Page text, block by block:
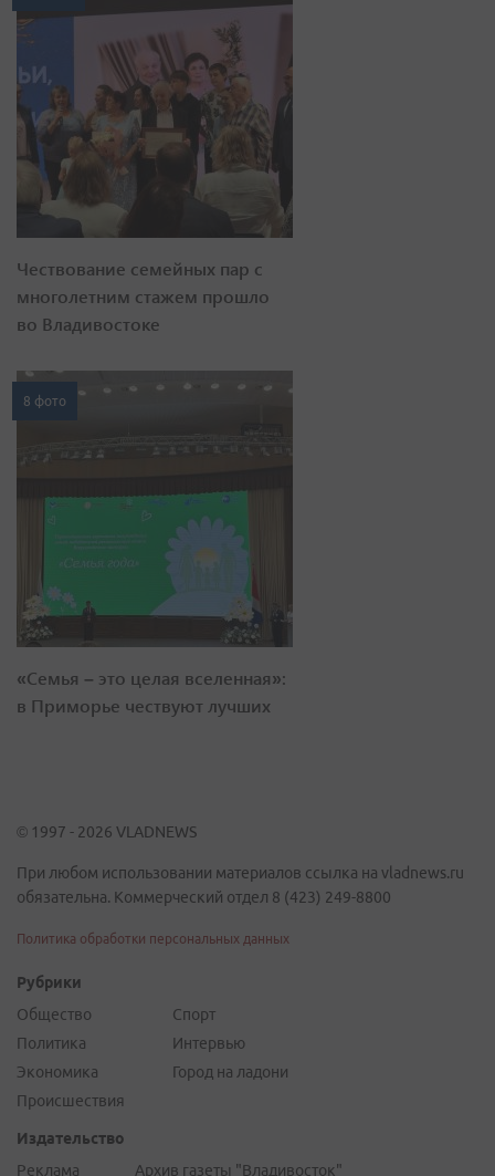
Чествование семейных пар с
многолетним стажем прошло
во Владивостоке
8 фото
«Семья – это целая вселенная»:
в Приморье чествуют лучших
© 1997 - 2026 VLADNEWS
При любом использовании материалов ссылка на vladnews.ru
обязательна. Коммерческий отдел 8 (423) 249-8800
Политика обработки персональных данных
Рубрики
Общество
Политика
Экономика
Происшествия
Спорт
Интервью
Город на ладони
Издательство
Реклама
Архив газеты "Владивосток"